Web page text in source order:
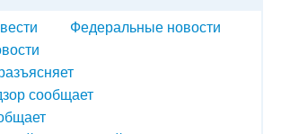
Федеральные новости
сообщает